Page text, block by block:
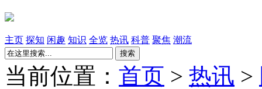
主页 探知 闲趣 知识 全览 热讯 科普 聚焦 潮流
搜索
当前位置： 首页 > 热讯 >